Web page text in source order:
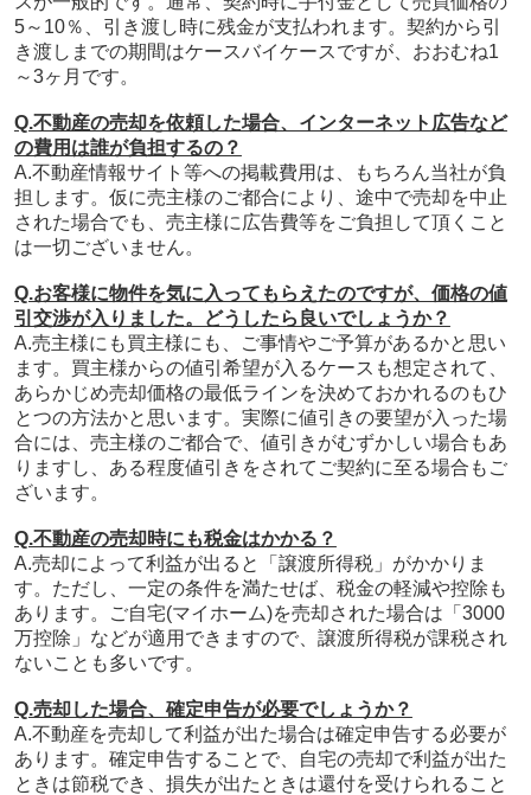
5～10％、引き渡し時に残金が支払われます。契約から引
き渡しまでの期間はケースバイケースですが、おおむね1
～3ヶ月です。
Q.不動産の売却を依頼した場合、インターネット広告など
の費用は誰が負担するの？
A.不動産情報サイト等への掲載費用は、もちろん当社が負
担します。仮に売主様のご都合により、途中で売却を中止
された場合でも、売主様に広告費等をご負担して頂くこと
は一切ございません。
Q.お客様に物件を気に入ってもらえたのですが、価格の値
引交渉が入りました。どうしたら良いでしょうか？
A.売主様にも買主様にも、ご事情やご予算があるかと思い
ます。買主様からの値引希望が入るケースも想定されて、
あらかじめ売却価格の最低ラインを決めておかれるのもひ
とつの方法かと思います。実際に値引きの要望が入った場
合には、売主様のご都合で、値引きがむずかしい場合もあ
りますし、ある程度値引きをされてご契約に至る場合もご
ざいます。
Q.不動産の売却時にも税金はかかる？
A.売却によって利益が出ると「譲渡所得税」がかかりま
す。ただし、 一定の条件を満たせば、税金の軽減や控除も
あります。ご自宅(マイホーム)を売却された場合は「3000
万控除」などが適用できますので、譲渡所得税が課税され
ないことも多いです。
Q.売却した場合、確定申告が必要でしょうか？
A.不動産を売却して利益が出た場合は確定申告する必要が
あります。確定申告することで、自宅の売却で利益が出た
ときは節税でき、損失が出たときは還付を受けられること